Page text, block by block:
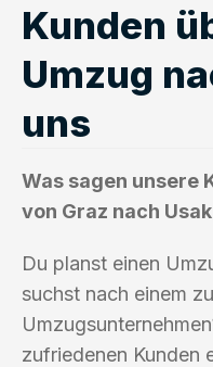
Kunden
Umzug
uns
Was sagen unsere
von Graz nach
Du planst einen
suchst nach einem
zufriedenen Kunden